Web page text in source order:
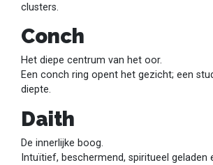
clusters.
Conch
Het diepe centrum van het oor.
Een conch ring opent het gezicht; een
diepte.
Daith
De innerlijke boog.
Intuïtief, beschermend, spiritueel geladen